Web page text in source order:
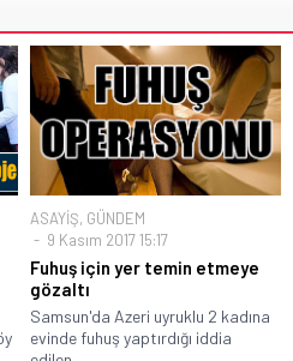
ASAYİŞ, GÜNDEM
9 Kasım 2017 15:17
Fuhuş için yer temin etmeye
gözaltı
Samsun'da Azeri uyruklu 2 kadına
evinde fuhuş yaptırdığı iddia